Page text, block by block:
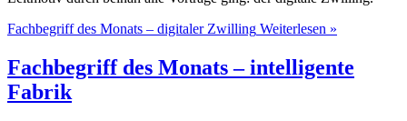
Fachbegriff des Monats – digitaler Zwilling Weiterlesen »
Fachbegriff des Monats – intelligente
Fabrik